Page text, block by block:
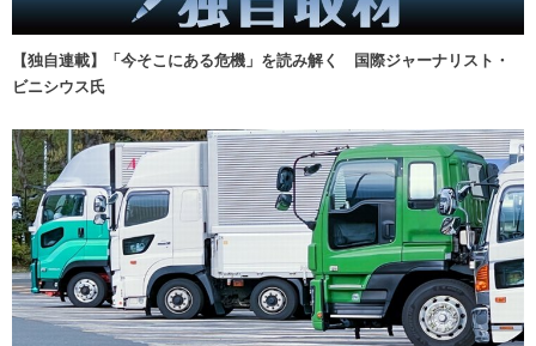
【独自連載】「今そこにある危機」を読み解く 国際ジャーナリスト・
ビニシウス氏